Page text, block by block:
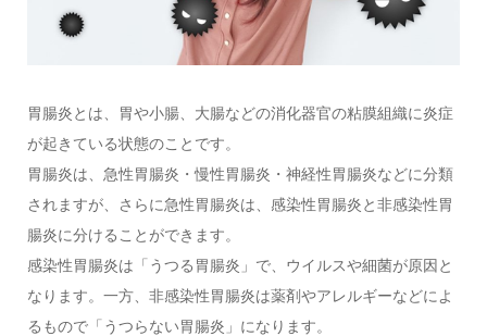
胃腸炎とは、胃や小腸、大腸などの消化器官の粘膜組織に炎症
が起きている状態のことです。
胃腸炎は、急性胃腸炎・慢性胃腸炎・神経性胃腸炎などに分類
されますが、さらに急性胃腸炎は、感染性胃腸炎と非感染性胃
腸炎に分けることができます。
感染性胃腸炎は「うつる胃腸炎」で、ウイルスや細菌が原因と
なります。一方、非感染性胃腸炎は薬剤やアレルギーなどによ
るもので「うつらない胃腸炎」になります。